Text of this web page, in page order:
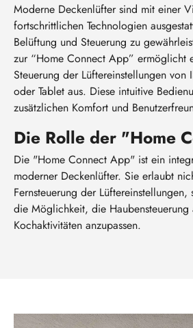
Moderne Deckenlüfter sind mit einer
fortschrittlichen Technologien
Belüftung und Steuerung zu
zur “Home Connect App” ermöglicht
Steuerung der Lüftereinstellungen von
oder Tablet aus. Diese intuitive
zusätzlichen Komfort und
Die Rolle der "Home
Die "Home Connect App" ist ein
moderner Deckenlüfter. Sie erlaubt
Fernsteuerung der
die Möglichkeit, die
Kochaktivitäten anzupassen.